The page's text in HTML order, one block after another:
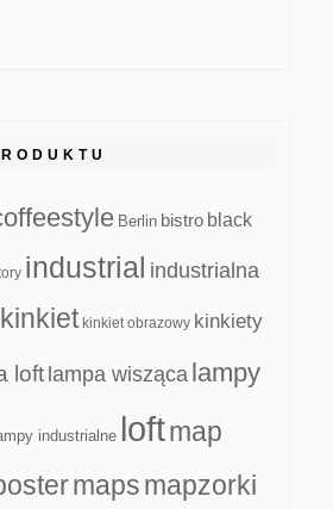
Berlin bistro black
industrial industrialna
kinkiet kinkiet obrazowy kinkiety
loft lampa wisząca lampy
industrialne loftmap
mapsmapzorki